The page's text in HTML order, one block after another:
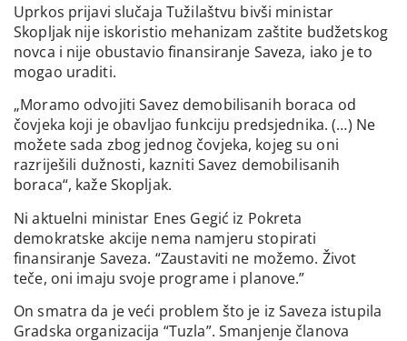
Uprkos prijavi slučaja Tužilaštvu bivši ministar
Skopljak nije iskoristio mehanizam zaštite budžetskog
novca i nije obustavio finansiranje Saveza, iako je to
mogao uraditi.
„Moramo odvojiti Savez demobilisanih boraca od
čovjeka koji je obavljao funkciju predsjednika. (…) Ne
možete sada zbog jednog čovjeka, kojeg su oni
razriješili dužnosti, kazniti Savez demobilisanih
boraca“, kaže Skopljak.
Ni aktuelni ministar Enes Gegić iz Pokreta
demokratske akcije nema namjeru stopirati
finansiranje Saveza. “Zaustaviti ne možemo. Život
teče, oni imaju svoje programe i planove.”
On smatra da je veći problem što je iz Saveza istupila
Gradska organizacija “Tuzla”. Smanjenje članova